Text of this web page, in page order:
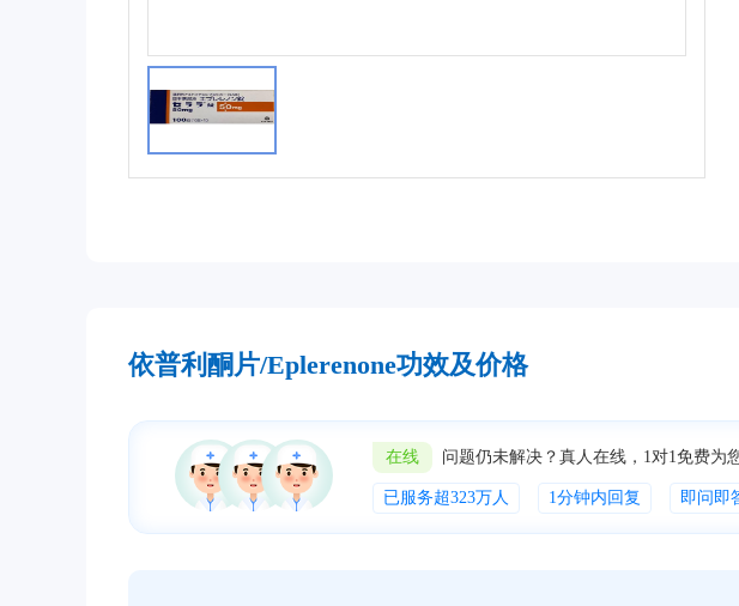
依普利酮片/Eplerenone功效及价格
在线 问题仍未解决？真人在线，1对1免费为
已服务超323万人 1分钟内回复 即问即